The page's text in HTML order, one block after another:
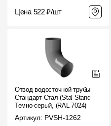
Цена 522 ₽/шт
Отвод водосточной трубы
Стандарт Стал (Stal Standard)
Темно-серый, (RAL 7024)
Артикул: PVSH-1262